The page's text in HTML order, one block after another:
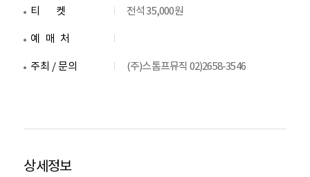
티켓 전석 35,000원
예매처
주최 / 문의 (주)스톰프뮤직 02)2658-3546
상세정보